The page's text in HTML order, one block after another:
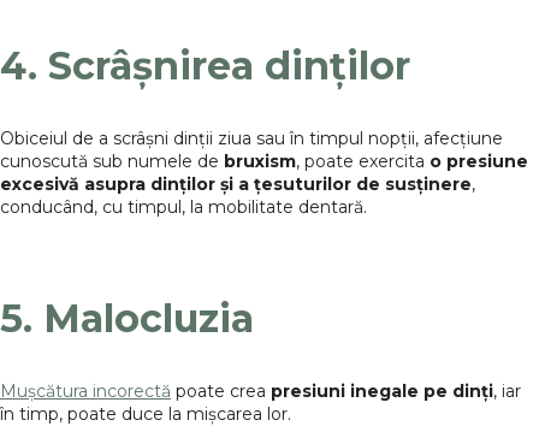
4. Scrâșnirea dinților
Obiceiul de a scrâșni dinții ziua sau în timpul nopții, afecțiune
cunoscută sub numele de bruxism, poate exercita o presiune
excesivă asupra dinților și a țesuturilor de susținere,
conducând, cu timpul, la mobilitate dentară.
5. Malocluzia
Mușcătura incorectă poate crea presiuni inegale pe dinți, iar
în timp, poate duce la mișcarea lor.